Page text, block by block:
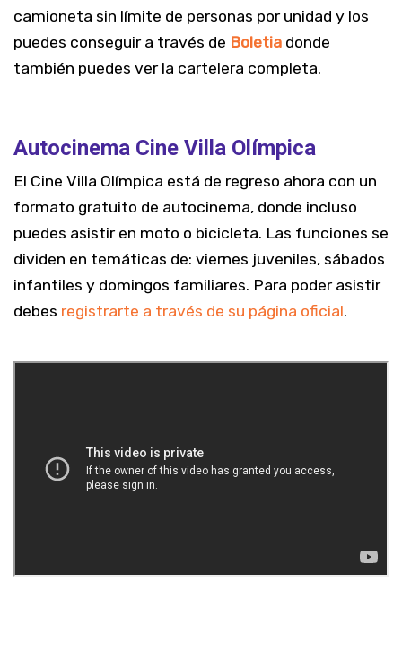
camioneta sin límite de personas por unidad y los
puedes conseguir a través de Boletia donde
también puedes ver la cartelera completa.
Autocinema Cine Villa Olímpica
El Cine Villa Olímpica está de regreso ahora con un
formato gratuito de autocinema, donde incluso
puedes asistir en moto o bicicleta. Las funciones se
dividen en temáticas de: viernes juveniles, sábados
infantiles y domingos familiares. Para poder asistir
debes registrarte a través de su página oficial.